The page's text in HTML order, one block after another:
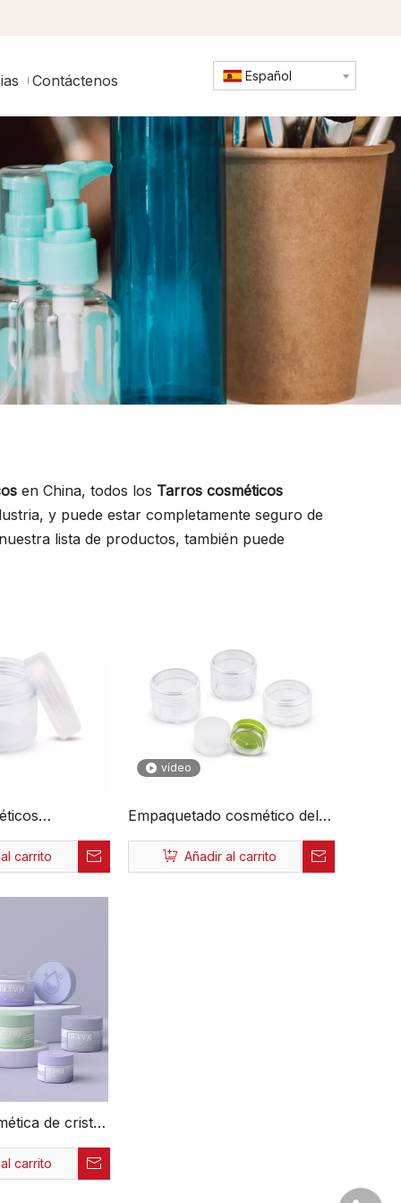
Contáctenos Español
en China, todos los Tarros cosméticos
y puede estar completamente seguro de
lista de productos, también puede
ecológicos de
al por mayor,
carrito
vídeo
Empaquetado cosmético del
tarro amistoso lindo plástico
de Eco del picosegundo de la
Añadir al carrito
de cristal
para
de
carrito